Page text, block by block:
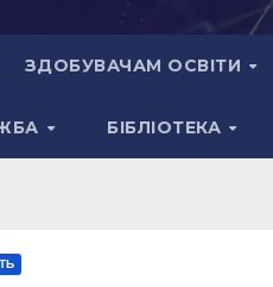
ЗДОБУВАЧАМ ОСВІТИ
БІБЛІОТЕКА